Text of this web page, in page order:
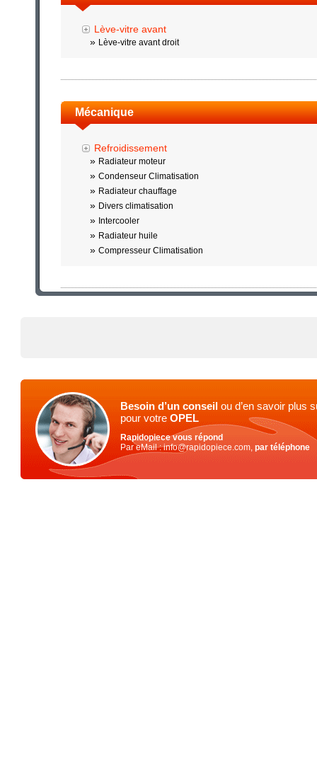
Lève-vitre avant
» Lève-vitre avant droit
Mécanique
Refroidissement
» Radiateur moteur
» Condenseur Climatisation
» Radiateur chauffage
» Divers climatisation
» Intercooler
» Radiateur huile
» Compresseur Climatisation
Besoin d’un conseil ou d’en savoir plus
pour votre OPEL
Rapidopiece vous répond
Par eMail : info@rapidopiece.com, par téléphone